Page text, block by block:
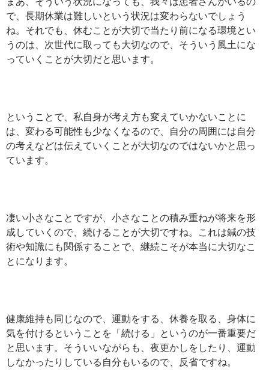
で、長期休業は難しいという状況は変わらないでしょう
ね。それでも、休むことが大切で当たり前になる環境とい
うのは、次世代に取っても大切なので、そういう風土にな
っていくことが大切だと思います。
ということで、私自身が考え方も変えていかないことに
は、変わる可能性も少なくなるので、自分の周囲には自分
の考えなどは伝えていくことが大切なのではないかと思っ
ています。
凄い小さなことですが、小さなことの積み重ねが将来を形
成していくので、続けることが大切ですね。これは鍼の技
術や知識にも関係することで、継続こそが本当に大切なこ
とになります。
健康維持も同じなので、運動をする、休養を取る、身体に
気を付けるということを「続ける」というのが一番重要だ
と思います。そういいながらも、夜更かしをしたり、運動
しなかったりしている自分もいるので、反省ですね。